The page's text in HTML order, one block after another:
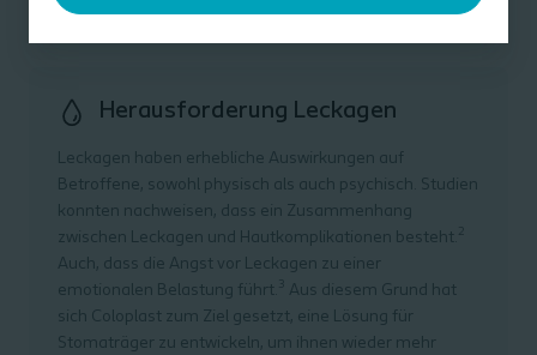
Herausforderung Leckagen
Leckagen haben erhebliche Auswirkungen auf
Betroffene, sowohl physisch als auch psychisch. Studien
konnten nachweisen, dass ein Zusammenhang
zwischen Leckagen und Hautkomplikationen besteht. 2
Auch, dass die Angst vor Leckagen zu einer
emotionalen Belastung führt.
3 Aus diesem Grund hat
sich Coloplast zum Ziel gesetzt, eine Lösung für
Stomaträger zu entwickeln, um ihnen wieder mehr